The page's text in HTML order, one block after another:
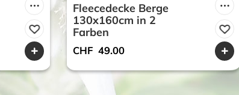
Fleecedecke Berge
130x160cm in 2
Farben
CHF 49.00